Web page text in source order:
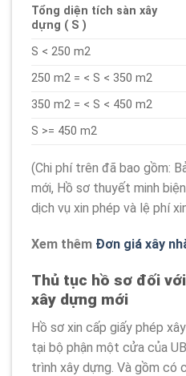
Tổng diện tích sàn xây
dựng ( S )
S < 250 m2
250 m2 = < S < 350 m2
350 m2 = < S < 450 m2
S >= 450 m2
(Chi phí trên đã bao gồm:
mới, Hồ sơ thuyết minh
dịch vụ xin phép và lệ phí
Xem thêm Đơn giá xây
Thủ tục hồ sơ đối
xây dựng mới
Hồ sơ xin cấp giấy phép
tại bộ phận một cửa của
trình xây dựng. Và gồm có